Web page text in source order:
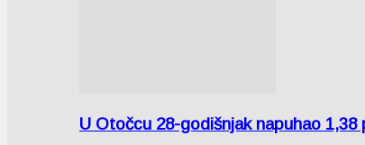
U Otočcu 28-godišnjak napuhao 1,38